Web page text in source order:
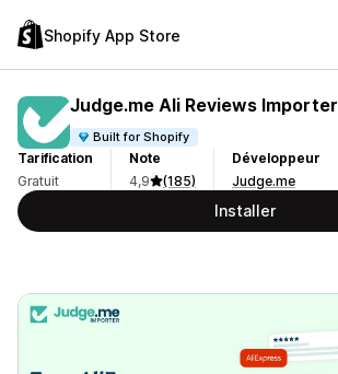
Shopify App Store
Judge.me Ali Reviews Importer
Built for Shopify
Tarification
Gratuit
Note
4,9
(185)
Développeur
Judge.me
Installer